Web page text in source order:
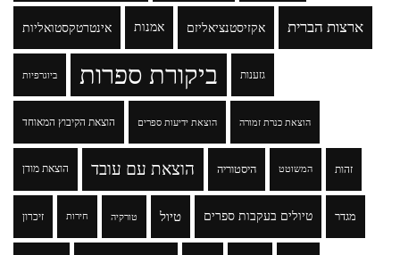
אינטרטקסטואליות אמנות אקזיסטנציאליזם ארצות הברית
ביוגרפיות ביקורת ספרות גזענות
הוצאת הקיבוץ המאוחד הוצאת ידיעות ספרים הוצאת כנרת זמורה
הוצאת מודן הוצאת עם עובד היסטוריה המשוטט זהות
זיכרון חירות טורקיה טיול טיולים בעקבות ספרים מגדר